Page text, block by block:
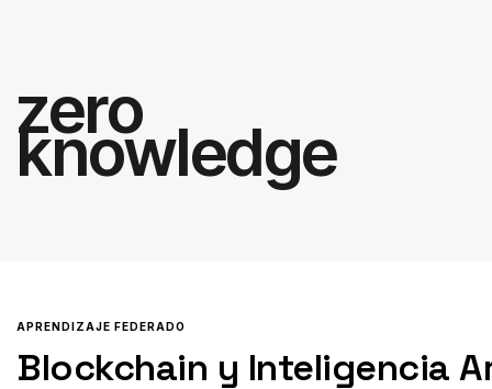
zero
knowledge
APRENDIZAJE FEDERADO
Blockchain y Inteligencia